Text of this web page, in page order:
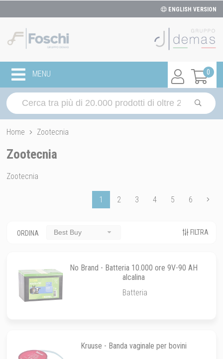
ENGLISH VERSION
0
MENU
Home Zootecnia
Zootecnia
Zootecnia
1 2 3 4 5 6
ORDINA Best Buy FILTRA
No Brand - Batteria 10.000 ore 9V-90 AH
alcalina
Batteria
Kruuse - Banda vaginale per bovini